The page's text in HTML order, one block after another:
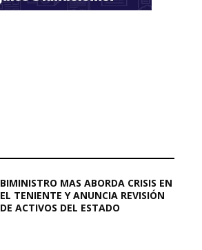
BIMINISTRO MAS ABORDA CRISIS EN
EL TENIENTE Y ANUNCIA REVISIÓN
DE ACTIVOS DEL ESTADO